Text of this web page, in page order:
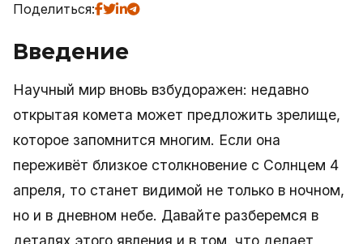
Поделиться:
Введение
Научный мир вновь взбудоражен: недавно
открытая комета может предложить зрелище,
которое запомнится многим. Если она
переживёт близкое столкновение с Солнцем 4
апреля, то станет видимой не только в ночном,
но и в дневном небе. Давайте разберемся в
деталях этого явления и в том, что делает